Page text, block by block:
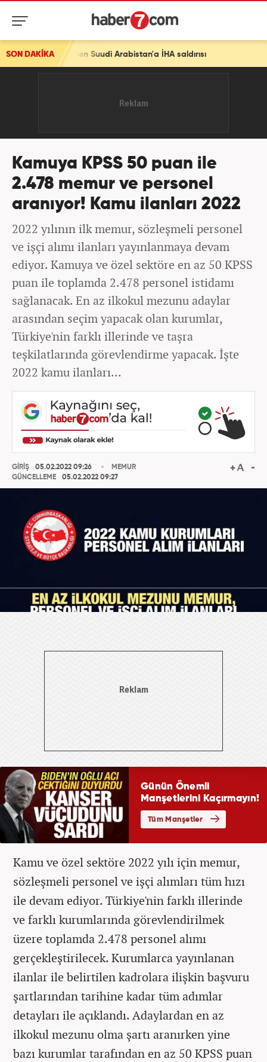
SON DAKİKA
Arabistan'a İHA saldırısı
Kamuya KPSS 50 puan ile
2.478 memur ve personel
aranıyor! Kamu ilanları 2022
2022 yılının ilk memur, sözleşmeli personel
ve işçi alımı ilanları yayınlanmaya devam
ediyor. Kamuya ve özel sektöre en az 50 KPSS
puan ile toplamda 2.478 personel istidamı
sağlanacak. En az ilkokul mezunu adaylar
arasından seçim yapacak olan kurumlar,
Türkiye'nin farklı illerinde ve taşra
teşkilatlarında görevlendirme yapacak. İşte
2022 kamu ilanları...
GİRİŞ
05.02.2022 09:26
GÜNCELLEME
05.02.2022 09:27
MEMUR
Kamu ve özel sektöre 2022 yılı için memur,
sözleşmeli personel ve işçi alımları tüm hızı
ile devam ediyor. Türkiye'nin farklı illerinde
ve farklı kurumlarında görevlendirilmek
üzere toplamda 2.478 personel alımı
gerçekleştirilecek. Kurumlarca yayınlanan
ilanlar ile belirtilen kadrolara ilişkin başvuru
şartlarından tarihine kadar tüm adımlar
detayları ile açıklandı. Adaylardan en az
ilkokul mezunu olma şartı aranırken yine
bazı kurumlar tarafından en az 50 KPSS puan